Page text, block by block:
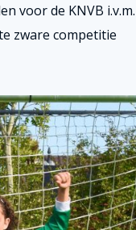
voor de KNVB i.v.m.
zware competitie